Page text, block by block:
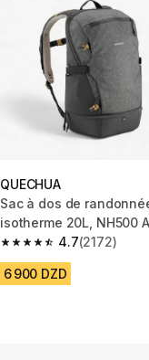
QUECHUA
Sac à dos de
isotherme 20L, NH500
Ice gris
4.7
4.7 out of 5 stars from
(2172)
6 900 DZD